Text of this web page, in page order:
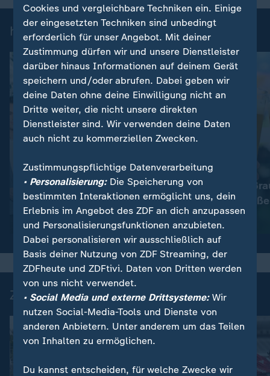
heute-Nachrichten: Einzelbeiträge
Wetter:
So wird das Wetter
Nachrichten | heute
Immer mehr
müssen
Zuletzt auf ZDFheute veröffentlicht
Cookies und vergleichbare Techniken ein. Einige
der eingesetzten Techniken sind unbedingt
erforderlich für unser Angebot. Mit deiner
Zustimmung dürfen wir und unsere Dienstleister
darüber hinaus Informationen auf deinem Gerät
speichern und/oder abrufen. Dabei geben wir
deine Daten ohne deine Einwilligung nicht an
Dritte weiter, die nicht unsere direkten
Dienstleister sind. Wir verwenden deine Daten
auch nicht zu kommerziellen Zwecken.
Zustimmungspflichtige Datenverarbeitung
• Personalisierung:Die Speicherung von
bestimmten Interaktionen ermöglicht uns, dein
Erlebnis im Angebot des ZDF an dich anzupassen
und Personalisierungsfunktionen anzubieten.
Dabei personalisieren wir ausschließlich auf
Basis deiner Nutzung von ZDF Streaming, der
ZDFheute und ZDFtivi. Daten von Dritten werden
von uns nicht verwendet.
• Social Media und externe Drittsysteme:Wir
nutzen Social-Media-Tools und Dienste von
anderen Anbietern. Unter anderem um das Teilen
von Inhalten zu ermöglichen.
Du kannst entscheiden, für welche Zwecke wir